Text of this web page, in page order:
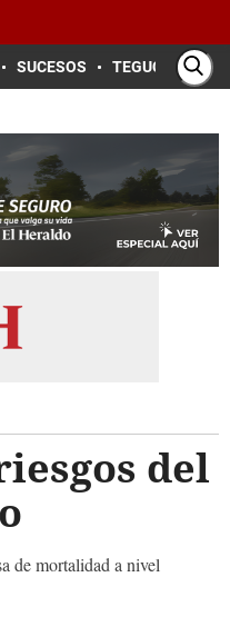
SUCESOS TEGUCIGALPA
del
de mortalidad a nivel